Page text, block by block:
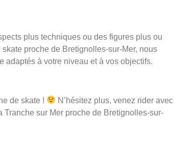
plus techniques ou des figures plus ou
proche de Bretignolles-sur-Mer, nous
adaptés à votre niveau et à vos objectifs.
de skate !
N’hésitez plus, venez rider avec
Tranche sur Mer proche de Bretignolles-sur-